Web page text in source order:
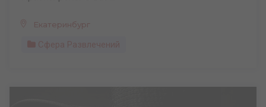
Екатеринбург
Сфера Развлечений